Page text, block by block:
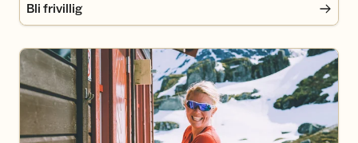
Bli frivillig
Bli medlem